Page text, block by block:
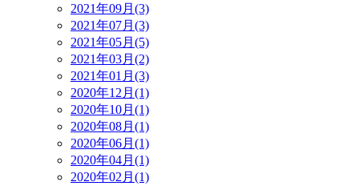
2021年09月(3)
2021年07月(3)
2021年05月(5)
2021年03月(2)
2021年01月(3)
2020年12月(1)
2020年10月(1)
2020年08月(1)
2020年06月(1)
2020年04月(1)
2020年02月(1)